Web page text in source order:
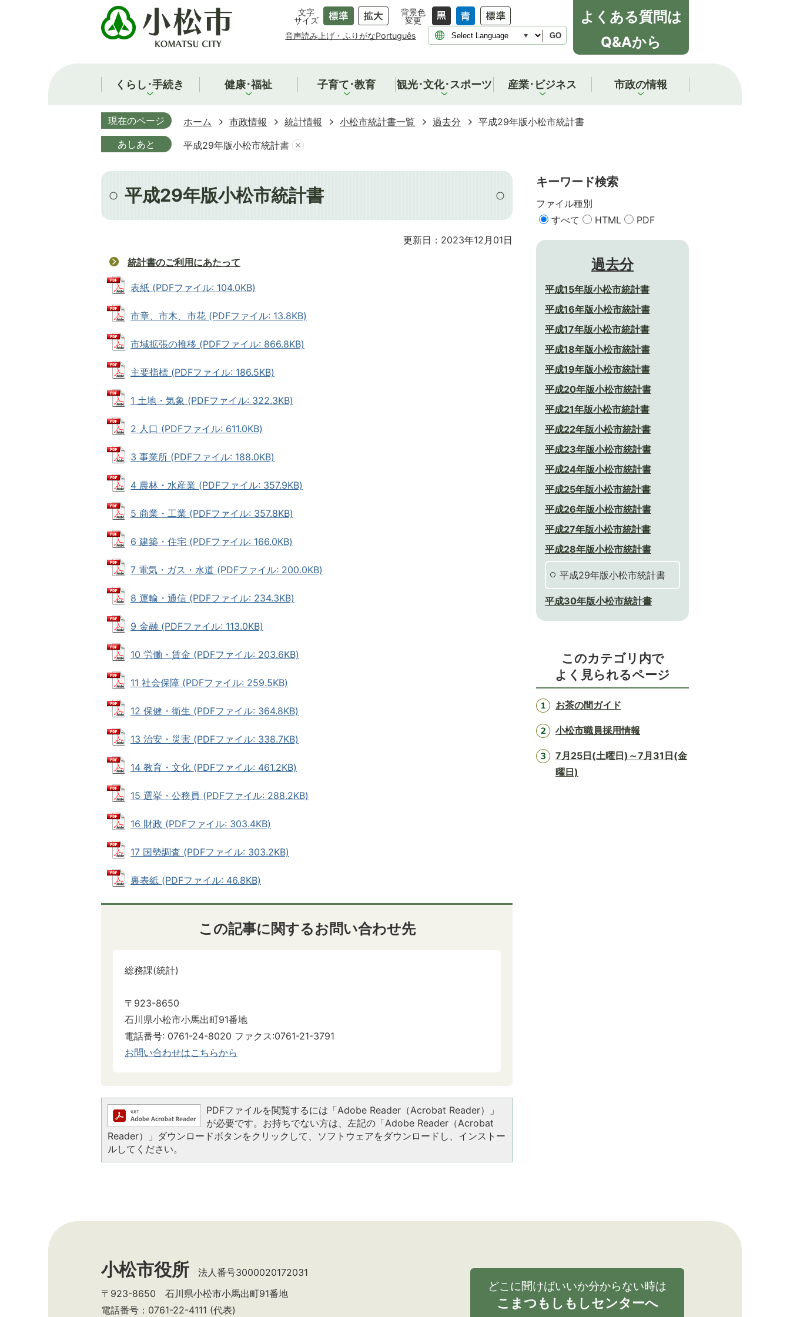
文字
サイズ
背景色
変更
音声読み上げ・ふりがなPortuguês GO
よくある質問は
Q&Aから
くらし･手続き 健康･福祉 子育て･教育 観光･文化･スポーツ 産業･ビジネス 市政の情報
現在のページ ホーム 市政情報 統計情報 小松市統計書一覧 過去分
平成29年版小松市統計書
あしあと
平成29年版小松市統計書
平成29年版小松市統計書
更新日：2023年12月01日
統計書のご利用にあたって
表紙 (PDFファイル: 104.0KB)
市章、市木、市花 (PDFファイル: 13.8KB)
市域拡張の推移 (PDFファイル: 866.8KB)
主要指標 (PDFファイル: 186.5KB)
1 土地・気象 (PDFファイル: 322.3KB)
2 人口 (PDFファイル: 611.0KB)
3 事業所 (PDFファイル: 188.0KB)
4 農林・水産業 (PDFファイル: 357.9KB)
5 商業・工業 (PDFファイル: 357.8KB)
6 建築・住宅 (PDFファイル: 166.0KB)
7 電気・ガス・水道 (PDFファイル: 200.0KB)
8 運輸・通信 (PDFファイル: 234.3KB)
9 金融 (PDFファイル: 113.0KB)
10 労働・賃金 (PDFファイル: 203.6KB)
11 社会保障 (PDFファイル: 259.5KB)
12 保健・衛生 (PDFファイル: 364.8KB)
13 治安・災害 (PDFファイル: 338.7KB)
14 教育・文化 (PDFファイル: 461.2KB)
15 選挙・公務員 (PDFファイル: 288.2KB)
16 財政 (PDFファイル: 303.4KB)
17 国勢調査 (PDFファイル: 303.2KB)
裏表紙 (PDFファイル: 46.8KB)
この記事に関するお問い合わせ先
総務課(統計)
〒923-8650
石川県小松市小馬出町91番地
電話番号: 0761-24-8020 ファクス:0761-21-3791
お問い合わせはこちらから
PDFファイルを閲覧するには「Adobe Reader（Acrobat Reader）」
が必要です。お持ちでない方は、左記の「Adobe Reader（Acrobat
Reader）」ダウンロードボタンをクリックして、ソフトウェアをダウンロードし、インストー
ルしてください。
キーワード検索
ファイル種別
すべて
HTML PDF
過去分
平成15年版小松市統計書
平成16年版小松市統計書
平成17年版小松市統計書
平成18年版小松市統計書
平成19年版小松市統計書
平成20年版小松市統計書
平成21年版小松市統計書
平成22年版小松市統計書
平成23年版小松市統計書
平成24年版小松市統計書
平成25年版小松市統計書
平成26年版小松市統計書
平成27年版小松市統計書
平成28年版小松市統計書
平成29年版小松市統計書
平成30年版小松市統計書
このカテゴリ内で
よく見られるページ
お茶の間ガイド
小松市職員採用情報
7月25日(土曜日)～7月31日(金
曜日)
小松市役所
法人番号3000020172031
〒923-8650 石川県小松市小馬出町91番地
電話番号：0761-22-4111 (代表)
どこに聞けばいいか分からない時は
こまつもしもしセンターへ